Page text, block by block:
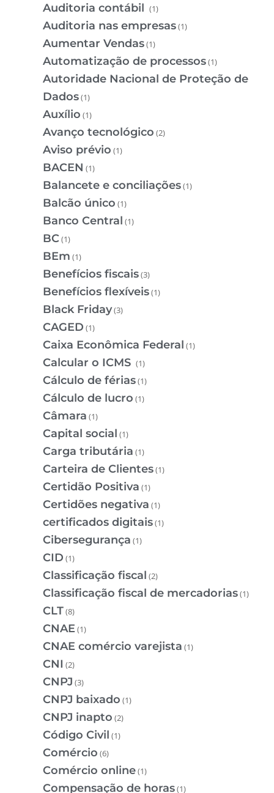
Auditoria contábil (1)
Auditoria nas empresas(1)
Aumentar Vendas(1)
Automatização de processos(1)
Autoridade Nacional de Proteção de
Dados(1)
Auxílio (1)
Avanço tecnológico (2)
Aviso prévio (1)
BACEN (1)
Balancete e conciliações(1)
Balcão único (1)
Banco Central (1)
BC(1)
BEm (1)
Benefícios fiscais(3)
Benefícios flexíveis(1)
Black Friday(3)
CAGED (1)
Caixa Econômica Federal (1)
Calcular o ICMS (1)
Cálculo de férias(1)
Cálculo de lucro (1)
Câmara (1)
Capital social (1)
Carga tributária (1)
Carteira de Clientes(1)
Certidão Positiva (1)
Certidões negativa (1)
certificados digitais(1)
Cibersegurança (1)
CID (1)
Classificação fiscal (2)
Classificação fiscal de mercadorias(1)
CLT(8)
CNAE(1)
CNAE comércio varejista (1)
CNI (2)
CNPJ (3)
CNPJ baixado (1)
CNPJ inapto (2)
Código Civil (1)
Comércio (6)
Comércio online(1)
Compensação de horas(1)